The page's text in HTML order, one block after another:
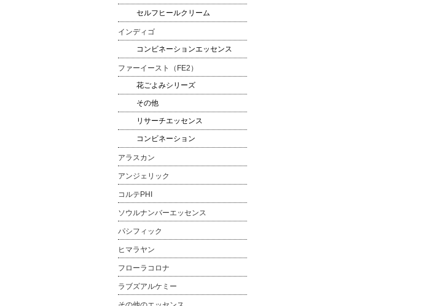
セルフヒールクリーム
インディゴ
コンビネーションエッセンス
ファーイースト（FE2）
花ごよみシリーズ
その他
リサーチエッセンス
コンビネーション
アラスカン
アンジェリック
コルテPHI
ソウルナンバーエッセンス
パシフィック
ヒマラヤン
フローラコロナ
ラブズアルケミー